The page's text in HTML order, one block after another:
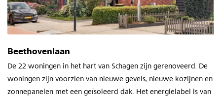
Beethovenlaan
De 22 woningen in het hart van Schagen zijn gerenoveerd. De
woningen zijn voorzien van nieuwe gevels, nieuwe kozijnen en
zonnepanelen met een geïsoleerd dak. Het energielabel is van